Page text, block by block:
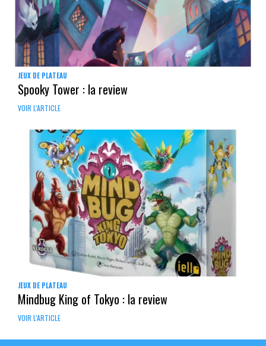
JEUX DE PLATEAU
Spooky Tower : la review
VOIR L'ARTICLE
JEUX DE PLATEAU
Mindbug King of Tokyo : la review
VOIR L'ARTICLE